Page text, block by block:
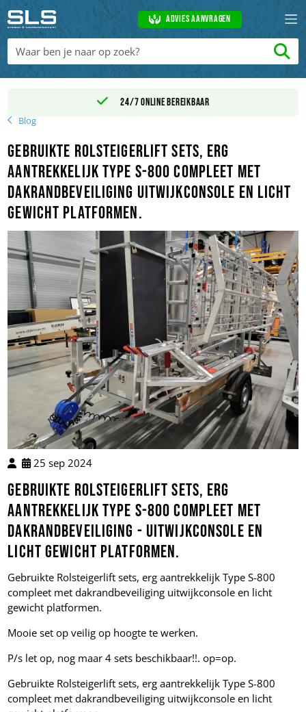
Advies aanvragen
24/7 online bereikbaar
Blog
Gebruikte Rolsteigerlift sets, erg
aantrekkelijk Type S-800 compleet met
dakrandbeveiliging uitwijkconsole en licht
gewicht platformen.
25 sep 2024
Gebruikte Rolsteigerlift sets, erg
aantrekkelijk Type S-800 compleet met
dakrandbeveiliging - uitwijkconsole en
licht gewicht platformen.
Gebruikte Rolsteigerlift sets, erg aantrekkelijk Type S-800
compleet met dakrandbeveiliging uitwijkconsole en licht
gewicht platformen.
Mooie set op veilig op hoogte te werken.
P/s let op, nog maar 4 sets beschikbaar!!. op=op.
Gebruikte Rolsteigerlift sets, erg aantrekkelijk Type S-800
compleet met dakrandbeveiliging uitwijkconsole en licht